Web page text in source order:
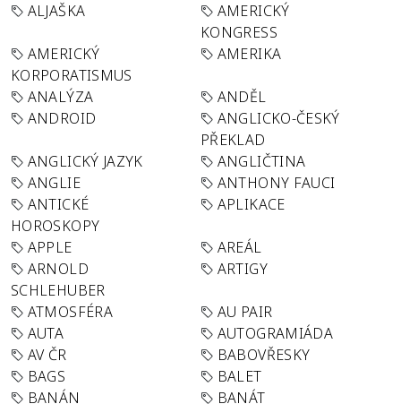
ALJAŠKA
AMERICKÝ
KONGRESS
AMERICKÝ
KORPORATISMUS
AMERIKA
ANALÝZA
ANDĚL
ANDROID
ANGLICKO-ČESKÝ
PŘEKLAD
ANGLICKÝ JAZYK
ANGLIČTINA
ANGLIE
ANTHONY FAUCI
ANTICKÉ
HOROSKOPY
APLIKACE
APPLE
AREÁL
ARNOLD
SCHLEHUBER
ARTIGY
ATMOSFÉRA
AU PAIR
AUTA
AUTOGRAMIÁDA
AV ČR
BABOVŘESKY
BAGS
BALET
BANÁN
BANÁT